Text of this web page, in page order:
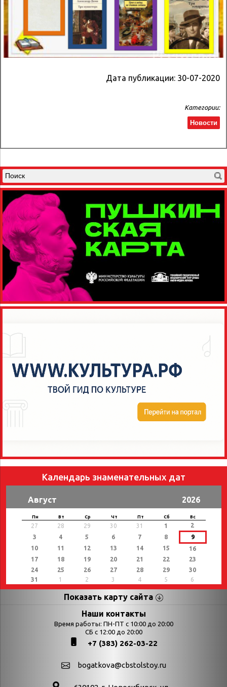
Дата публикации: 30-07-2020
Категории:
Новости
Календарь знаменательных дат
Август 2026
Пн Вт Ср Чт Пт Сб Вс
27 28 29 30 31 1
2
3
4 5 6 7 8
9
10
11 12 13 14 15
16
17
18 19 20 21 22
23
24
25 26 27 28 29
30
31
1 2 3 4 5 6
Показать карту сайта
Страницы Категории
Календарь
Выставки
День в истории
День в истории.
Наши контакты
Время работы: ПН-ПТ с 10:00 до 20:00
СБ с 12:00 до 20:00
+7 (383) 262-03-22
bogatkova@cbstolstoy.ru